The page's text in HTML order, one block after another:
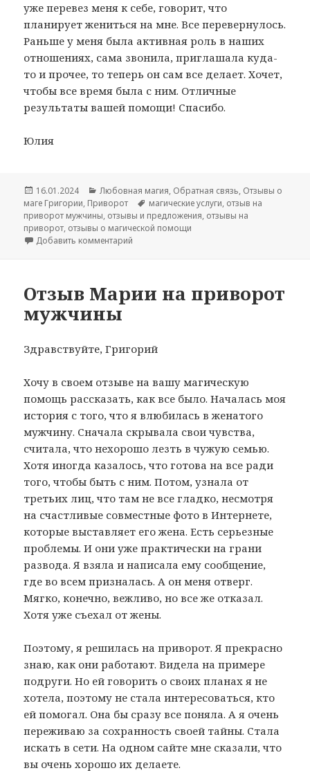
уже перевез меня к себе, говорит, что
планирует жениться на мне. Все перевернулось.
Раньше у меня была активная роль в наших
отношениях, сама звонила, приглашала куда-
то и прочее, то теперь он сам все делает. Хочет,
чтобы все время была с ним. Отличные
результаты вашей помощи! Спасибо.
Юлия
Опубликовано
16.01.2024 Рубрики
Любовная магия, Обратная связь, Отзывы о
маге Григории, Приворот Метки
магические услуги, отзыв на
приворот мужчины, отзывы и предложения, отзывы на
приворот, отзывы о магической помощи
Добавить комментарий
Отзыв Марии на приворот
мужчины
Здравствуйте, Григорий
Хочу в своем отзыве на вашу магическую
помощь рассказать, как все было. Началась моя
история с того, что я влюбилась в женатого
мужчину. Сначала скрывала свои чувства,
считала, что нехорошо лезть в чужую семью.
Хотя иногда казалось, что готова на все ради
того, чтобы быть с ним. Потом, узнала от
третьих лиц, что там не все гладко, несмотря
на счастливые совместные фото в Интернете,
которые выставляет его жена. Есть серьезные
проблемы. И они уже практически на грани
развода. Я взяла и написала ему сообщение,
где во всем призналась. А он меня отверг.
Мягко, конечно, вежливо, но все же отказал.
Хотя уже съехал от жены.
Поэтому, я решилась на приворот. Я прекрасно
знаю, как они работают. Видела на примере
подруги. Но ей говорить о своих планах я не
хотела, поэтому не стала интересоваться, кто
ей помогал. Она бы сразу все поняла. А я очень
переживаю за сохранность своей тайны. Стала
искать в сети. На одном сайте мне сказали, что
вы очень хорошо их делаете.